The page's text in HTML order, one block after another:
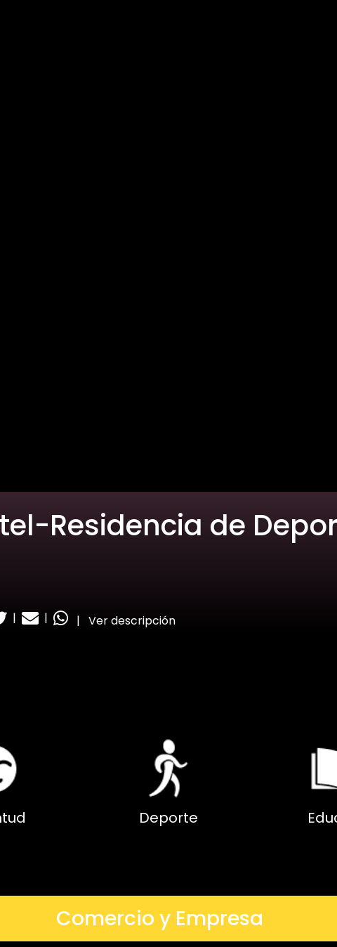
Residencia de
| | | Ver descripción
Deporte
Comercio y Empresa